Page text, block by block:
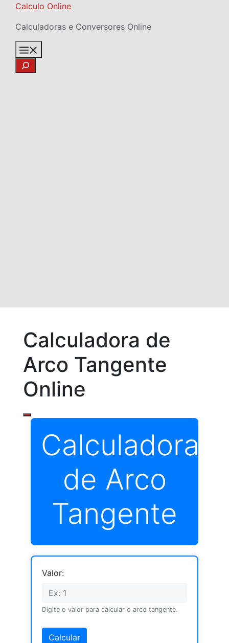
Skip
content
Calculo Online
Calculadoras e Conversores Online
Search
Calculadora de
Arco Tangente
Online
Calculadora
de Arco
Tangente
Valor:
Digite o valor para calcular o arco tangente.
Calcular